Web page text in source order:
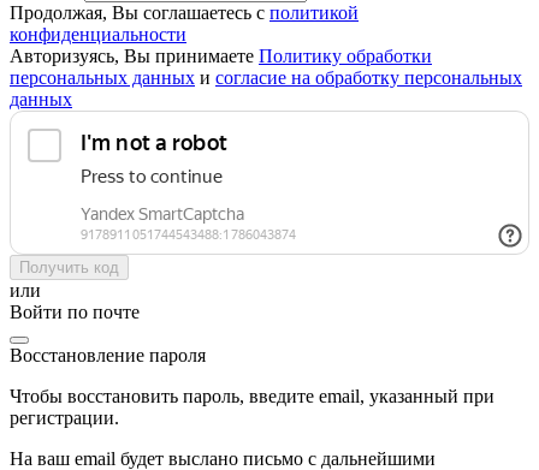
Продолжая, Вы соглашаетесь с политикой
конфиденциальности
Авторизуясь, Вы принимаете Политику обработки
персональных данных и согласие на обработку персональных
данных
Получить код
или
Войти по почте
Восстановление пароля
Чтобы восстановить пароль, введите email, указанный при
регистрации.
На ваш email будет выслано письмо с дальнейшими